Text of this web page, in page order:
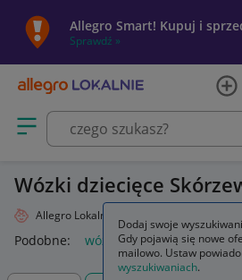
Allegro Smart! Kupuj i
Sprawdź »
Otwórz menu z kategoriami
Wózki dziecięce
Allegro Lokalnie
Podobne: wózki wózki do bramy
Dodaj swoje
Gdy pojawią się nowe
mailowo. Ustaw
wyszukiwaniach.